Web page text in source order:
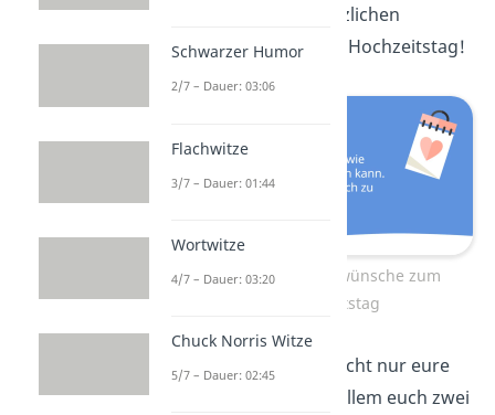
sondern echt. Herzlichen
Glückwunsch zum Hochzeitstag!
Herzliche Glückwünsche zum
Hochzeitstag
Heute feiern wir nicht nur eure
, sondern vor allem euch zwei
Schwarzer Humor
2/7 – Dauer: 03:06
Flachwitze
3/7 – Dauer: 01:44
Wortwitze
4/7 – Dauer: 03:20
Chuck Norris Witze
5/7 – Dauer: 02:45